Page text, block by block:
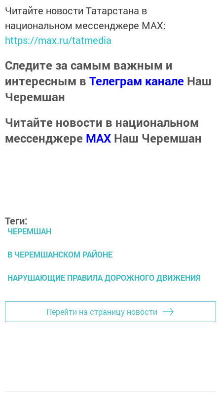
Читайте новости Татарстана в
национальном мессенджере MАХ:
https://max.ru/tatmedia
Следите за самым важным и
интересным в Телеграм канале Наш
Черемшан
Читайте новости в национальном
мессенджере MАХ Наш Черемшан
Теги:
ЧЕРЕМШАН
В ЧЕРЕМШАНСКОМ РАЙОНЕ
НАРУШАЮЩИЕ ПРАВИЛА ДОРОЖНОГО ДВИЖЕНИЯ
Перейти на страницу новости